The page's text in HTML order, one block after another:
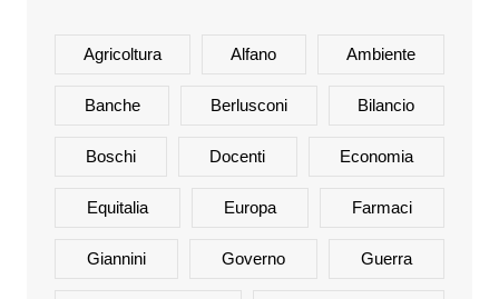
Agricoltura Alfano Ambiente
Banche Berlusconi Bilancio
Boschi Docenti Economia
Equitalia Europa Farmaci
Giannini Governo Guerra